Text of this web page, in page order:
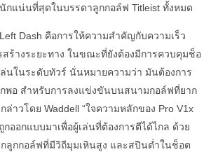
กแน่นที่สุดในบรรดาลูกกอล์ฟ Titleist ทั้งหมด
Dash คือการให้ความสำคัญกับความเร็ว
สร้างระยะทาง ในขณะที่ยังต้องมีการควบคุมช็อ
นในระดับทัวร์ นั่นหมายความว่า มันต้องการ
พอ สำหรับการลงแข่งขันบนสนามกอล์ฟที่ยาก
ล่าวโดย Waddell “ใจความหลักของ Pro V1x
กออกแบบมาเพื่อผู้เล่นที่ต้องการตีได้ไกล ด้วย
ลูกกอล์ฟที่มีวิถีมุมเหินสูง และสปินต่ำในช็อต